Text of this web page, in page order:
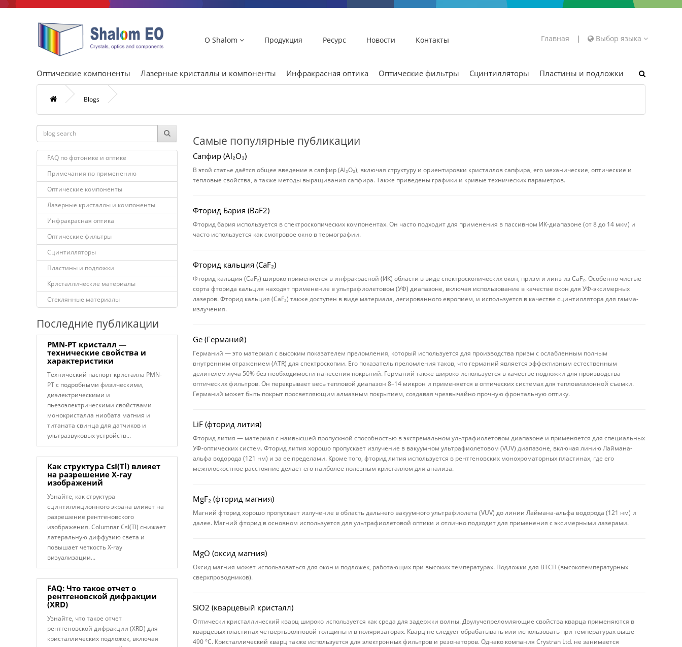
О Shalom Продукция Ресурс Новости Контакты Главная | Выбор языка
Оптические компоненты Лазерные кристаллы и компоненты Инфракрасная оптика Оптические фильтры Сцинтилляторы Пластины и подложки
Blogs
FAQ по фотонике и оптике
Примечания по применению
Оптические компоненты
Лазерные кристаллы и компоненты
Инфракрасная оптика
Оптические фильтры
Сцинтилляторы
Пластины и подложки
Кристаллические материалы
Стеклянные материалы
Последние публикации
PMN-PT кристалл —
технические свойства и
характеристики
Технический паспорт кристалла PMN-
PT с подробными физическими,
диэлектрическими и
пьезоэлектрическими свойствами
монокристалла ниобата магния и
титаната свинца для датчиков и
ультразвуковых устройств...
Как структура CsI(Tl) влияет
на разрешение X-ray
изображений
Узнайте, как структура
сцинтилляционного экрана влияет на
разрешение рентгеновского
изображения. Columnar CsI(Tl) снижает
латеральную диффузию света и
повышает четкость X-ray
визуализации...
FAQ: Что такое отчет о
рентгеновской дифракции
(XRD)
Узнайте, что такое отчет
рентгеновской дифракции (XRD) для
кристаллических подложек, включая
Самые популярные публикации
Сапфир (Al₂O₃)
В этой статье даётся общее введение в сапфир (Al₂O₃), включая структуру и ориентировки кристаллов сапфира, его механические, оптические и
тепловые свойства, а также методы выращивания сапфира. Также приведены графики и кривые технических параметров.
Фторид Бария (BaF2)
Фторид бария используется в спектроскопических компонентах. Он часто подходит для применения в пассивном ИК-диапазоне (от 8 до 14 мкм) и
часто используется как смотровое окно в термографии.
Фторид кальция (CaF₂)
Фторид кальция (CaF₂) широко применяется в инфракрасной (ИК) области в виде спектроскопических окон, призм и линз из CaF₂. Особенно чистые
сорта фторида кальция находят применение в ультрафиолетовом (УФ) диапазоне, включая использование в качестве окон для УФ-эксимерных
лазеров. Фторид кальция (CaF₂) также доступен в виде материала, легированного европием, и используется в качестве сцинтиллятора для гамма-
излучения.
Ge (Германий)
Германий — это материал с высоким показателем преломления, который используется для производства призм с ослабленным полным
внутренним отражением (ATR) для спектроскопии. Его показатель преломления таков, что германий является эффективным естественным
делителем луча 50% без необходимости нанесения покрытий. Германий также широко используется в качестве подложки для производства
оптических фильтров. Он перекрывает весь тепловой диапазон 8–14 микрон и применяется в оптических системах для тепловизионной съемки.
Германий может быть покрыт просветляющим алмазным покрытием, создавая чрезвычайно прочную фронтальную оптику.
LiF (фторид лития)
Фторид лития — материал с наивысшей пропускной способностью в экстремальном ультрафиолетовом диапазоне и применяется для специальных
УФ-оптических систем. Фторид лития хорошо пропускает излучение в вакуумном ультрафиолетовом (VUV) диапазоне, включая линию Лаймана-
альфа водорода (121 нм) и за её пределами. Кроме того, фторид лития используется в рентгеновских монохроматорных пластинах, где его
межплоскостное расстояние делает его наиболее полезным кристаллом для анализа.
MgF₂ (фторид магния)
Магний фторид хорошо пропускает излучение в область дальнего вакуумного ультрафиолета (VUV) до линии Лаймана-альфа водорода (121 нм) и
далее. Магний фторид в основном используется для ультрафиолетовой оптики и отлично подходит для применения с эксимерными лазерами.
MgO (оксид магния)
Оксид магния может использоваться для окон и подложек, работающих при высоких температурах. Подложки для ВТСП (высокотемпературных
сверхпроводников).
SiO2 (кварцевый кристалл)
Оптически кристаллический кварц широко используется как среда для задержки волны. Двулучепреломляющие свойства кварца применяются в
кварцевых пластинах четвертьволновой толщины и в поляризаторах. Кварц не следует обрабатывать или использовать при температурах выше
490 °C. Кристаллический кварц также используется для электронных фильтров и резонаторов. Однако компания Crystran Ltd. не занимается